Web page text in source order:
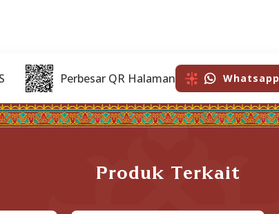
Perbesar QR Halaman Whatsapp
Produk Terkait